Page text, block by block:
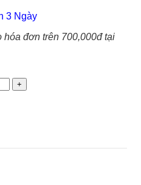
3 Ngày
đơn trên 700,000đ tại